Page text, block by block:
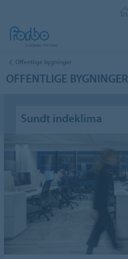
Offentlige bygninger
OFFENTLIGE BYGNINGER
Sundt indeklima